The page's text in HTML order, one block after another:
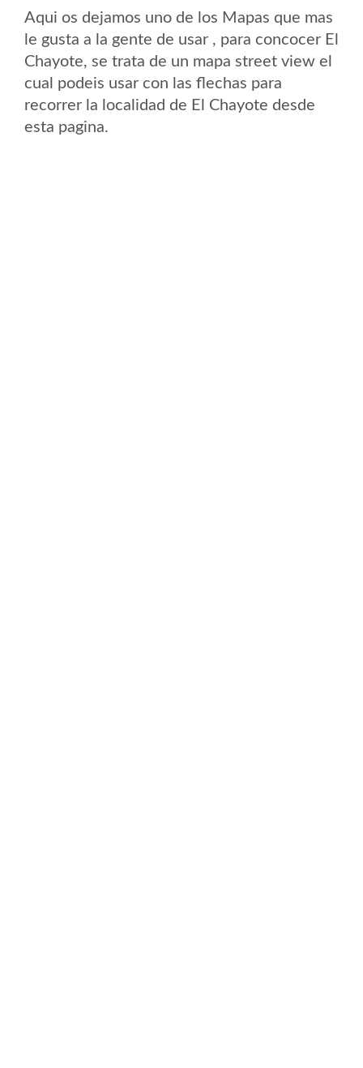
Aqui os dejamos uno de los Mapas que mas
le gusta a la gente de usar , para concocer El
Chayote, se trata de un mapa street view el
cual podeis usar con las flechas para
recorrer la localidad de El Chayote desde
esta pagina.